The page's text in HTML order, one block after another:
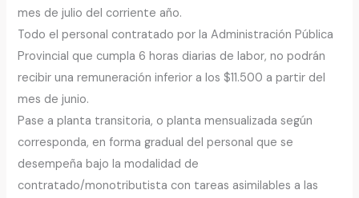
mes de julio del corriente año.
Todo el personal contratado por la Administración Pública
Provincial que cumpla 6 horas diarias de labor, no podrán
recibir una remuneración inferior a los $11.500 a partir del
mes de junio.
Pase a planta transitoria, o planta mensualizada según
corresponda, en forma gradual del personal que se
desempeña bajo la modalidad de
contratado/monotributista con tareas asimilables a las